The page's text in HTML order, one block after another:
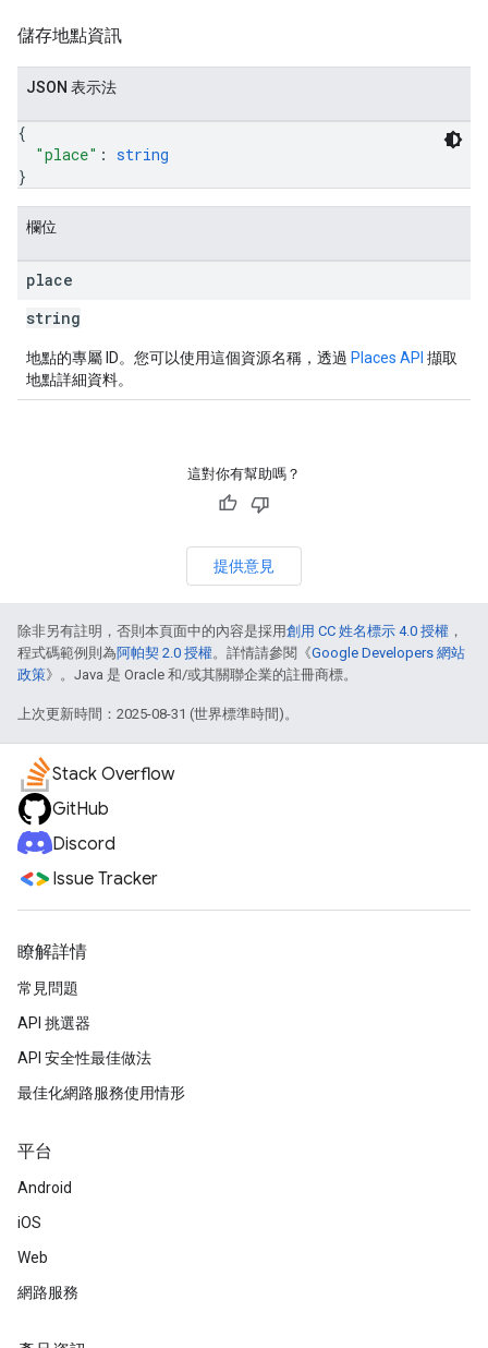
儲存地點資訊
JSON 表示法
{
"place" : string
}
欄位
place
string
地點的專屬 ID。您可以使用這個資源名稱，透過 Places API 擷取
地點詳細資料。
這對你有幫助嗎？
提供意見
除非另有註明，否則本頁面中的內容是採用創用 CC 姓名標示 4.0 授權 ，
程式碼範例則為阿帕契 2.0 授權。詳情請參閱《Google Developers 網站
政策》。Java 是 Oracle 和/或其關聯企業的註冊商標。
上次更新時間：2025-08-31 (世界標準時間)。
Stack Overflow
GitHub
Discord
Issue Tracker
瞭解詳情
常見問題
API 挑選器
API 安全性最佳做法
最佳化網路服務使用情形
平台
Android
iOS
Web
網路服務